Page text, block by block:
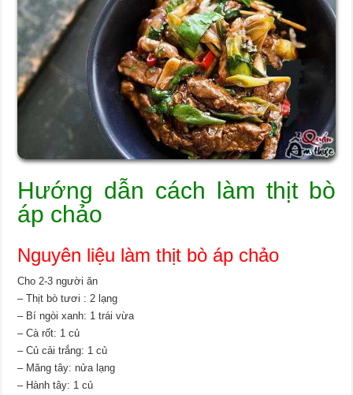
Hướng dẫn cách làm thịt bò
áp chảo
Nguyên liệu làm thịt bò áp chảo
Cho 2-3 người ăn
– Thịt bò tươi : 2 lạng
– Bí ngòi xanh: 1 trái vừa
– Cà rốt: 1 củ
– Củ cải trắng: 1 củ
– Măng tây: nửa lạng
– Hành tây: 1 củ